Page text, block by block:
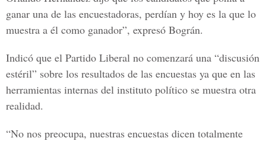
ganar una de las encuestadoras, perdían y hoy es la que lo
muestra a él como ganador”, expresó Bográn.
Indicó que el Partido Liberal no comenzará una “discusión
estéril” sobre los resultados de las encuestas ya que en las
herramientas internas del instituto político se muestra otra
realidad.
“No nos preocupa, nuestras encuestas dicen totalmente